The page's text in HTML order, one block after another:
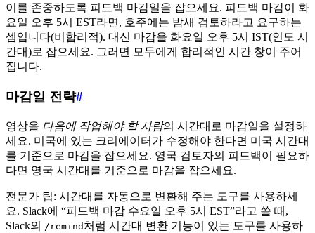
이를 존중하도록 피드백 마감일을 잡으세요. 피드백 마감이 화
요일 오후 5시 EST라면, 호주에는 밤새 검토하라고 요구하는
셈입니다(비합리적). 대신 마감을 화요일 오후 5시 IST(인도 시
간대)로 잡으세요. 그러면 모두에게 합리적인 시간 창이 주어
집니다.
마감일 전략#
영상을 다음에 작업해야 할 사람의 시간대로 마감일을 설정하
세요. 미국에 있는 크리에이터가 수정해야 한다면 미국 시간대
를 기준으로 마감을 잡으세요. 영국 검토자의 피드백이 필요하
다면 영국 시간대를 기준으로 마감을 잡으세요.
전문가 팁: 시간대를 자동으로 변환해 주는 도구를 사용하세
요. Slack에 “피드백 마감 수요일 오후 5시 EST”라고 쓸 때,
Slack의
/remind 처럼 시간대 변환 기능이 있는 도구를 사용하